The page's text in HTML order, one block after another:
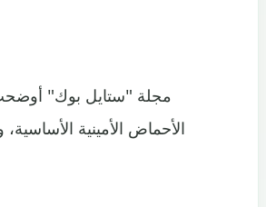
مجلة "ستايل بوك" أوضحت
الأحماض الأمينية